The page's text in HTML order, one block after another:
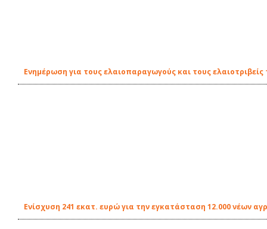
Ενημέρωση για τους ελαιοπαραγωγούς και τους ελαιοτριβείς
Ενίσχυση 241 εκατ. ευρώ για την εγκατάσταση 12.000 νέων